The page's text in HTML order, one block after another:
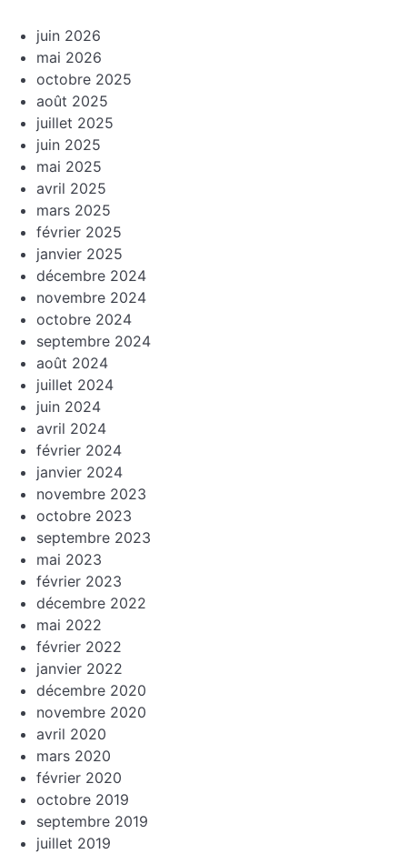
juin 2026
mai 2026
octobre 2025
août 2025
juillet 2025
juin 2025
mai 2025
avril 2025
mars 2025
février 2025
janvier 2025
décembre 2024
novembre 2024
octobre 2024
septembre 2024
août 2024
juillet 2024
juin 2024
avril 2024
février 2024
janvier 2024
novembre 2023
octobre 2023
septembre 2023
mai 2023
février 2023
décembre 2022
mai 2022
février 2022
janvier 2022
décembre 2020
novembre 2020
avril 2020
mars 2020
février 2020
octobre 2019
septembre 2019
juillet 2019